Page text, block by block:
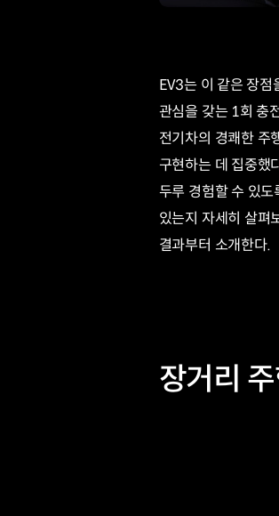
EV3는 이 같은 장점
관심을 갖는 1회 충
전기차의 경쾌한 주
구현하는 데 집중했
두루 경험할 수 있
있는지 자세히 살펴
결과부터 소개한다.
장거리